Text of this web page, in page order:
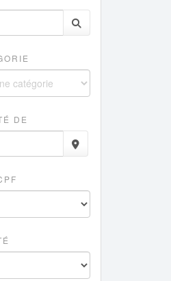
DE